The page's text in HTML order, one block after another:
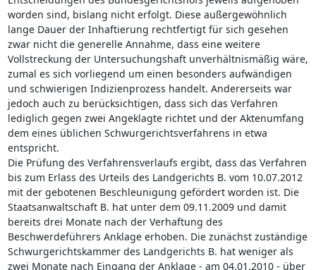
worden sind, bislang nicht erfolgt. Diese außergewöhnlich
lange Dauer der Inhaftierung rechtfertigt für sich gesehen
zwar nicht die generelle Annahme, dass eine weitere
Vollstreckung der Untersuchungshaft unverhältnismäßig wäre,
zumal es sich vorliegend um einen besonders aufwändigen
und schwierigen Indizienprozess handelt. Andererseits war
jedoch auch zu berücksichtigen, dass sich das Verfahren
lediglich gegen zwei Angeklagte richtet und der Aktenumfang
dem eines üblichen Schwurgerichtsverfahrens in etwa
entspricht.
Die Prüfung des Verfahrensverlaufs ergibt, dass das Verfahren
bis zum Erlass des Urteils des Landgerichts B. vom 10.07.2012
mit der gebotenen Beschleunigung gefördert worden ist. Die
Staatsanwaltschaft B. hat unter dem 09.11.2009 und damit
bereits drei Monate nach der Verhaftung des
Beschwerdeführers Anklage erhoben. Die zunächst zuständige
Schwurgerichtskammer des Landgerichts B. hat weniger als
zwei Monate nach Eingang der Anklage - am 04.01.2010 - über